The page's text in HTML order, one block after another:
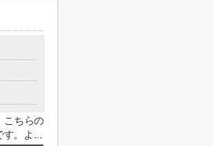
こちらの
す。よ...